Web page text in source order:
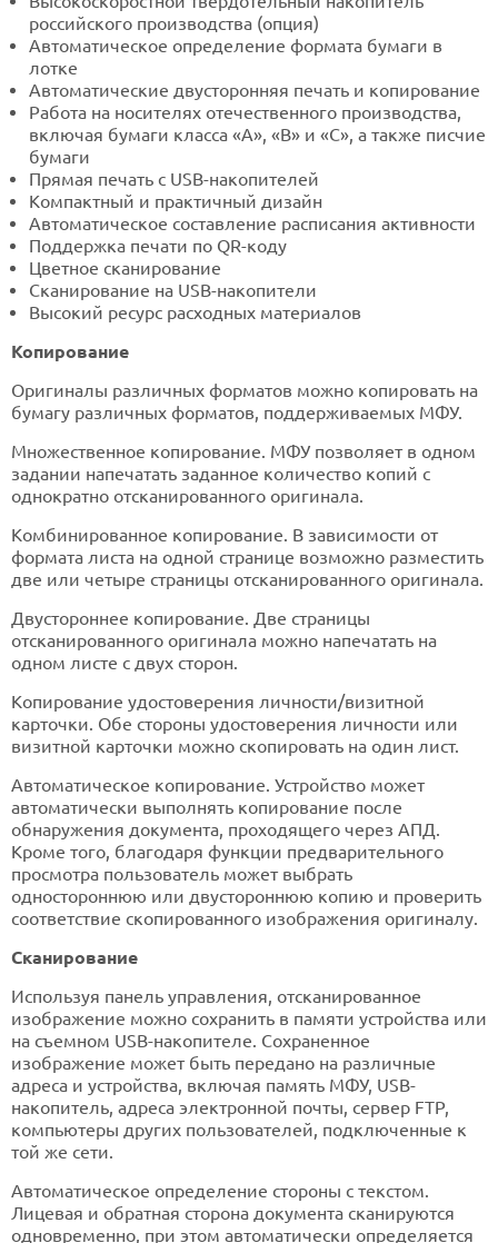
российского производства (опция)
Автоматическое определение формата бумаги в
лотке
Автоматические двусторонняя печать и копирование
Работа на носителях отечественного производства,
включая бумаги класса «А», «B» и «С», а также писчие
бумаги
Прямая печать с USB-накопителей
Компактный и практичный дизайн
Автоматическое составление расписания активности
Поддержка печати по QR-коду
Цветное сканирование
Сканирование на USB-накопители
Высокий ресурс расходных материалов
Копирование
Оригиналы различных форматов можно копировать на
бумагу различных форматов, поддерживаемых МФУ.
Множественное копирование. МФУ позволяет в одном
задании напечатать заданное количество копий с
однократно отсканированного оригинала.
Комбинированное копирование. В зависимости от
формата листа на одной странице возможно разместить
две или четыре страницы отсканированного оригинала.
Двустороннее копирование. Две страницы
отсканированного оригинала можно напечатать на
одном листе с двух сторон.
Копирование удостоверения личности/визитной
карточки. Обе стороны удостоверения личности или
визитной карточки можно скопировать на один лист.
Автоматическое копирование. Устройство может
автоматически выполнять копирование после
обнаружения документа, проходящего через АПД.
Кроме того, благодаря функции предварительного
просмотра пользователь может выбрать
одностороннюю или двустороннюю копию и проверить
соответствие скопированного изображения оригиналу.
Сканирование
Используя панель управления, отсканированное
изображение можно сохранить в памяти устройства или
на съемном USB-накопителе. Сохраненное
изображение может быть передано на различные
адреса и устройства, включая память МФУ, USB-
накопитель, адреса электронной почты, сервер FTP,
компьютеры других пользователей, подключенные к
той же сети.
Автоматическое определение стороны с текстом.
Лицевая и обратная сторона документа сканируются
одновременно, при этом автоматически определяется